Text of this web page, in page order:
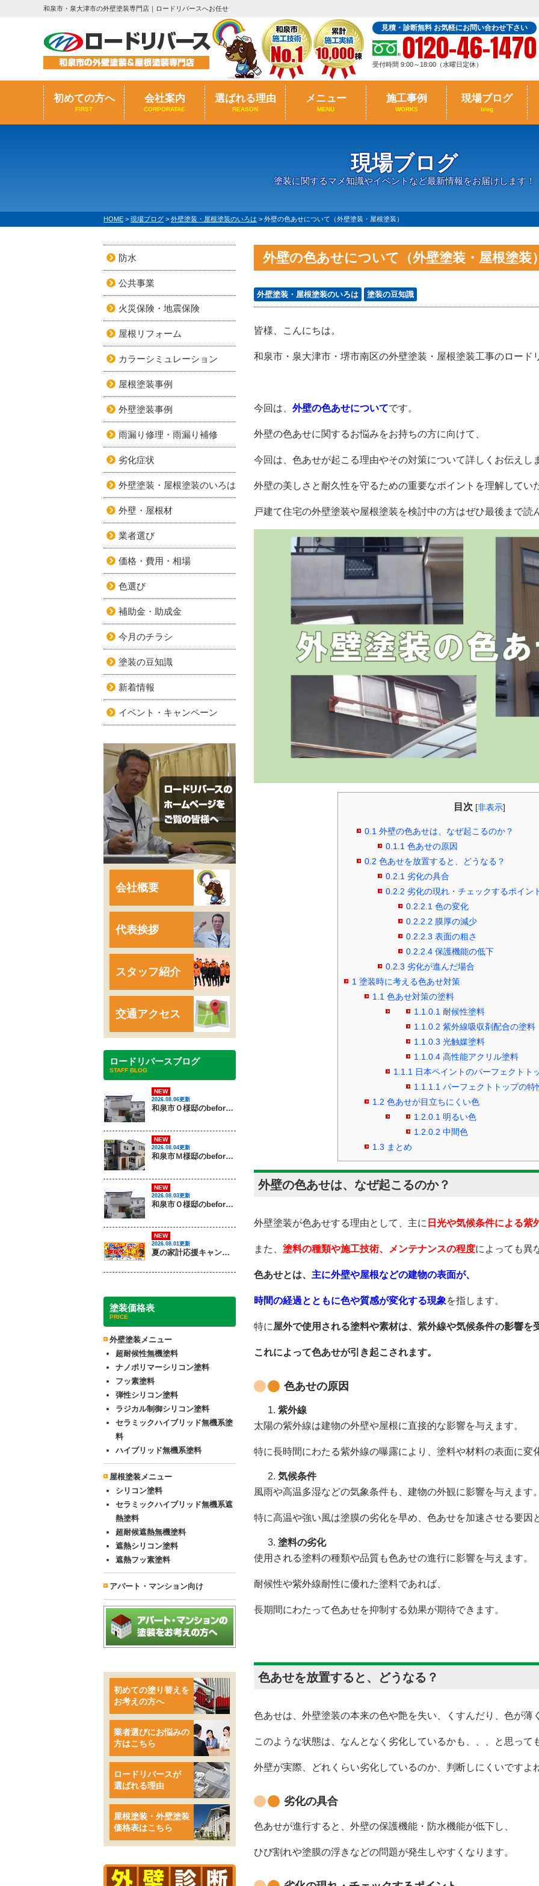
和泉市・泉大津市の外壁塗装専門店｜ロードリバースへお任せ
見積・診断無料 お気軽にお問い合わせ下さい
0120-46-1470
受付時間 9:00～18:00（水曜日定休）
初めての方へ
FIRST
会社案内
CORPORATAE
選ばれる理由
REASON
メニュー
MENU
施工事例
WORKS
現場ブログ
blog
現場ブログ
塗装に関するマメ知識やイベントなど最新情報をお届けします！
HOME > 現場ブログ > 外壁塗装・屋根塗装のいろは > 外壁の色あせについて（外壁塗装・屋根塗装）
外壁の色あせについて（外壁塗装・屋根塗装
外壁塗装・屋根塗装のいろは 塗装の豆知識
皆様、こんにちは。
和泉市・泉大津市・堺市南区の外壁塗装・屋根塗装工事のロード
今回は、 外壁の色あせについてです。
外壁の色あせに関するお悩みをお持ちの方に向けて、
今回は、色あせが起こる理由やその対策について詳しくお伝えし
外壁の美しさと耐久性を守るための重要なポイントを理解してい
戸建て住宅の外壁塗装や屋根塗装を検討中の方はぜひ最後まで読
目次 [非表示]
0.1 外壁の色あせは、なぜ起こるのか？
0.1.1 色あせの原因
0.2 色あせを放置すると、どうなる？
0.2.1 劣化の具合
0.2.2 劣化の現れ・チェックするポイン
0.2.2.1 色の変化
0.2.2.2 膜厚の減少
0.2.2.3 表面の粗さ
0.2.2.4 保護機能の低下
0.2.3 劣化が進んだ場合
1 塗装時に考える色あせ対策
1.1 色あせ対策の塗料
1.1.0.1 耐候性塗料
1.1.0.2 紫外線吸収剤配合の塗料
1.1.0.3 光触媒塗料
1.1.0.4 高性能アクリル塗料
1.1.1 日本ペイントのパーフェクトト
1.1.1.1 パーフェクトトップの特
1.2 色あせが目立ちにくい色
1.2.0.1 明るい色
1.2.0.2 中間色
1.3 まとめ
外壁の色あせは、なぜ起こるのか？
外壁塗装が色あせする理由として、主に 日光や気候条件による紫
また、 塗料の種類や施工技術、メンテナンスの程度によっても異
色あせとは、 主に外壁や屋根などの建物の表面が、
時間の経過とともに色や質感が変化する現象を指します。
特に屋外で使用される塗料や素材は、紫外線や気候条件の影響を
これによって色あせが引き起こされます。
色あせの原因
紫外線
太陽の紫外線は建物の外壁や屋根に直接的な影響を与えます。
特に長時間にわたる紫外線の曝露により、塗料や材料の表面に変
気候条件
風雨や高温多湿などの気象条件も、建物の外観に影響を与えます
特に高温や強い風は塗膜の劣化を早め、色あせを加速させる要因
塗料の劣化
使用される塗料の種類や品質も色あせの進行に影響を与えます。
耐候性や紫外線耐性に優れた塗料であれば、
長期間にわたって色あせを抑制する効果が期待できます。
色あせを放置すると、どうなる？
色あせは、外壁塗装の本来の色や艶を失い、くすんだり、色が薄
このような状態は、なんとなく劣化しているかも、、、と思って
外壁が実際、どれくらい劣化しているのか、判断しにくいですよ
劣化の具合
色あせが進行すると、外壁の保護機能・防水機能が低下し、
ひび割れや塗膜の浮きなどの問題が発生しやすくなります。
防水
公共事業
火災保険・地震保険
屋根リフォーム
カラーシミュレーション
屋根塗装事例
外壁塗装事例
雨漏り修理・雨漏り補修
劣化症状
外壁塗装・屋根塗装のいろは
外壁・屋根材
業者選び
価格・費用・相場
色選び
補助金・助成金
今月のチラシ
塗装の豆知識
新着情報
イベント・キャンペーン
会社概要
代表挨拶
スタッフ紹介
交通アクセス
ロードリバースブログ
STAFF BLOG
NEW
2026.08.06更新
和泉市Ｏ様邸のbeforeとafter（外壁塗装）
NEW
2026.08.04更新
和泉市Ｍ様邸のbeforeとafter（外壁塗装・屋根塗装）
NEW
2026.08.03更新
和泉市Ｏ様邸のbeforeとafter（外壁塗装）
NEW
2026.08.01更新
夏の家計応援キャンペーン開催！足場代半額でお得に外壁・屋根塗装を始めるチャンス【8月30日まで】
塗装価格表
PRICE
外壁塗装メニュー
超耐候性無機塗料
ナノポリマーシリコン塗料
フッ素塗料
弾性シリコン塗料
ラジカル制御シリコン塗料
セラミックハイブリッド無機系塗
料
ハイブリッド無機系塗料
屋根塗装メニュー
シリコン塗料
セラミックハイブリッド無機系遮
熱塗料
超耐候遮熱無機塗料
遮熱シリコン塗料
遮熱フッ素塗料
アパート・マンション向け
初めての塗り替えを
お考えの方へ
業者選びにお悩みの
方はこちら
ロードリバースが
選ばれる理由
屋根塗装・外壁塗装
価格表はこちら